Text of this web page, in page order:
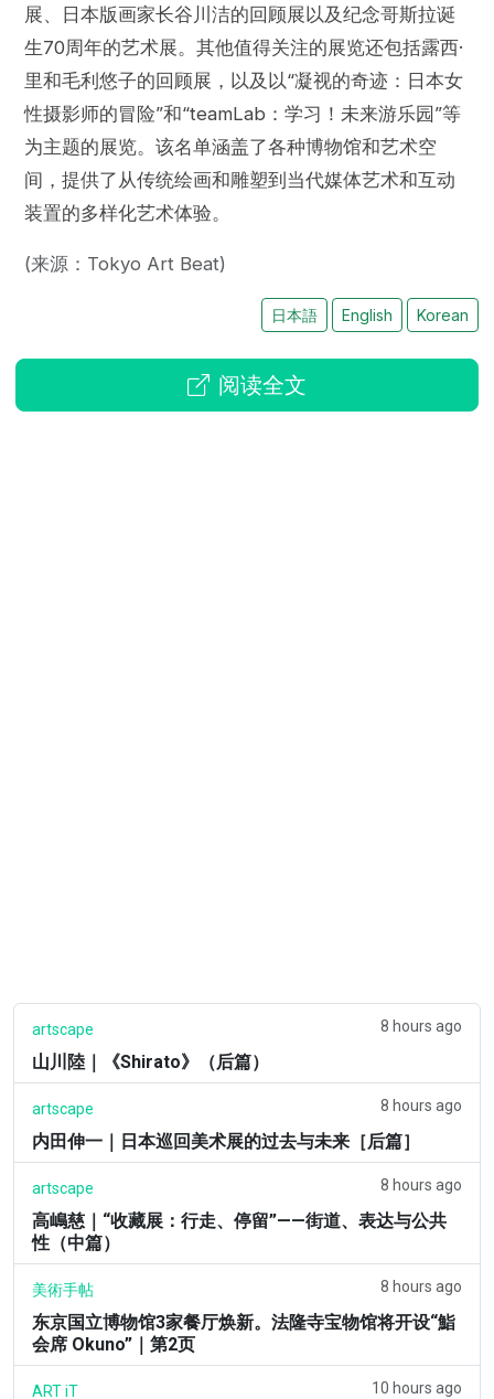
展、日本版画家长谷川洁的回顾展以及纪念哥斯拉诞
生70周年的艺术展。其他值得关注的展览还包括露西·
里和毛利悠子的回顾展，以及以“凝视的奇迹：日本女
性摄影师的冒险”和“teamLab：学习！未来游乐园”等
为主题的展览。该名单涵盖了各种博物馆和艺术空
间，提供了从传统绘画和雕塑到当代媒体艺术和互动
装置的多样化艺术体验。
(来源：Tokyo Art Beat)
日本語 English Korean
阅读全文
artscape 8 hours ago
山川陸｜《Shirato》（后篇）
artscape 8 hours ago
内田伸一｜日本巡回美术展的过去与未来［后篇］
artscape 8 hours ago
高嶋慈｜“收藏展：行走、停留”——街道、表达与公共
性（中篇）
美術手帖 8 hours ago
东京国立博物馆3家餐厅焕新。法隆寺宝物馆将开设“鮨
会席 Okuno”｜第2页
ART iT 10 hours ago